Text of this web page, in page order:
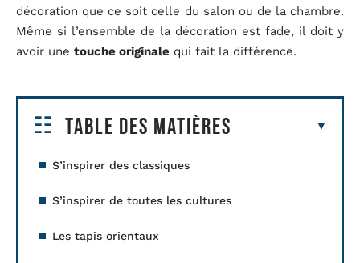
décoration que ce soit celle du salon ou de la chambre.
Même si l’ensemble de la décoration est fade, il doit y
avoir une touche originale qui fait la différence.
Table des matières
S’inspirer des classiques
S’inspirer de toutes les cultures
Les tapis orientaux